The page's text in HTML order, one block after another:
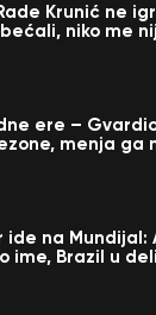
Krunić ne
niko me
ere –
menja ga
ide na
ime, Brazil u